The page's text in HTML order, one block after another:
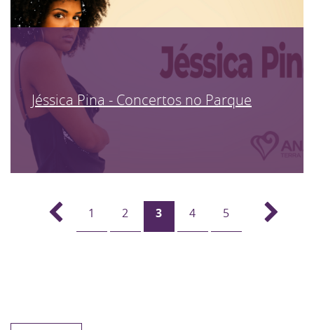
Jéssica Pina - Concertos no Parque
1 2 3 4 5